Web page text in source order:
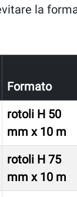
la
Formato
rotoli H 50
mm x 10 m
rotoli H 75
mm x 10 m